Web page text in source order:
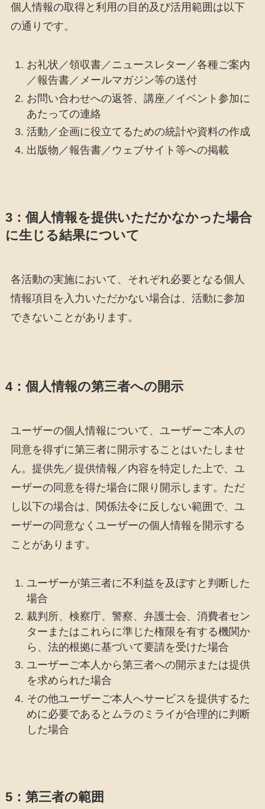
個人情報の取得と利用の目的及び活用範囲は以下
の通りです。
お礼状／領収書／ニュースレター／各種ご案内
／報告書／メールマガジン等の送付
お問い合わせへの返答、講座／イベント参加に
あたっての連絡
活動／企画に役立てるための統計や資料の作成
出版物／報告書／ウェブサイト等への掲載
3：個人情報を提供いただかなかった場合
に生じる結果について
各活動の実施において、それぞれ必要となる個人
情報項目を入力いただかない場合は、活動に参加
できないことがあります。
4：個人情報の第三者への開示
ユーザーの個人情報について、ユーザーご本人の
同意を得ずに第三者に開示することはいたしませ
ん。提供先／提供情報／内容を特定した上で、ユ
ーザーの同意を得た場合に限り開示します。ただ
し以下の場合は、関係法令に反しない範囲で、ユ
ーザーの同意なくユーザーの個人情報を開示する
ことがあります。
ユーザーが第三者に不利益を及ぼすと判断した
場合
裁判所、検察庁、警察、弁護士会、消費者セン
ターまたはこれらに準じた権限を有する機関か
ら、法的根拠に基づいて要請を受けた場合
ユーザーご本人から第三者への開示または提供
を求められた場合
その他ユーザーご本人へサービスを提供するた
めに必要であるとムラのミライが合理的に判断
した場合
5：第三者の範囲